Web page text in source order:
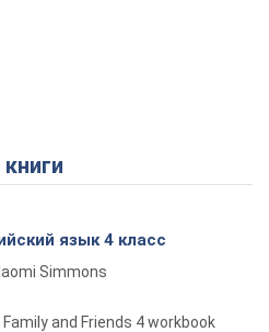
язык 4 класс
Simmons
Family and Friends 4 workbook